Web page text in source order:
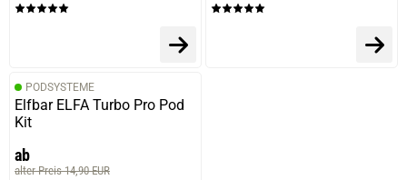
PODSYSTEME
Elfbar ELFA Turbo Pro Pod
Kit
ab
alter Preis 14,90 EUR